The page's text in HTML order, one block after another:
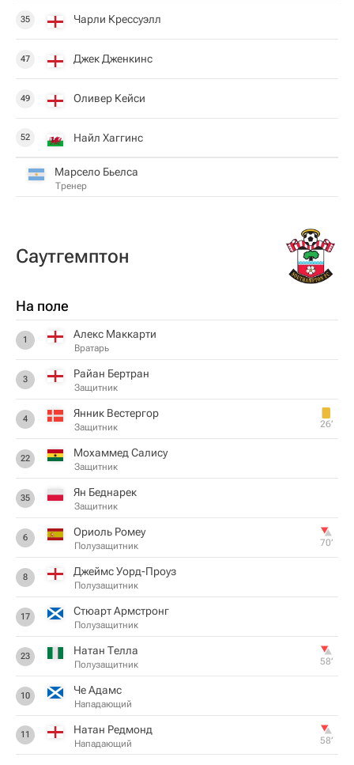
35 Чарли Крессуэлл
47 Джек Дженкинс
49 Оливер Кейси
52 Найл Хаггинс
Марсело Бьелса
Тренер
Саутгемптон
На поле
1 Алекс Маккарти
Вратарь
3 Райан Бертран
Защитник
4 Янник Вестергор
Защитник 26‎’‎
22 Мохаммед Салису
Защитник
35 Ян Беднарек
Защитник
6 Ориоль Ромеу
Полузащитник 70‎’‎
8 Джеймс Уорд-Проуз
Полузащитник
17 Стюарт Армстронг
Полузащитник
23 Натан Телла
Полузащитник 58‎’‎
10 Че Адамс
Нападающий
11 Натан Редмонд
Нападающий 58‎’‎